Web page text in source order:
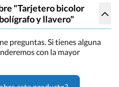
"Tarjetero bicolor
y llavero"
preguntas. Si tienes alguna
con la mayor